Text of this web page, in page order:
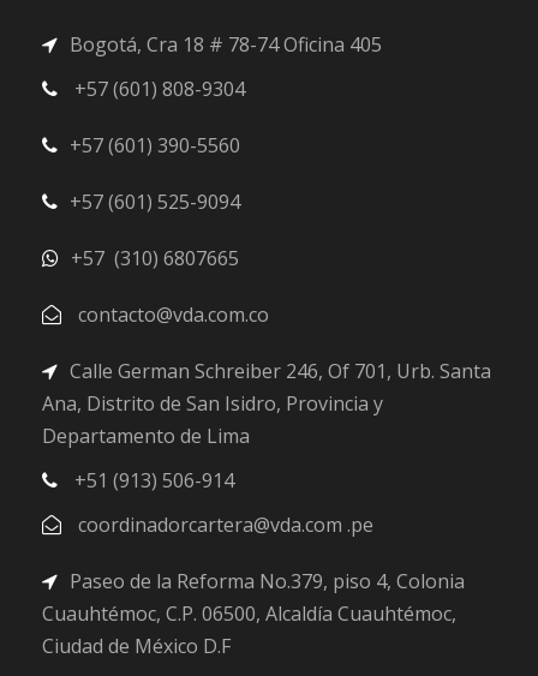
Bogotá, Cra 18 # 78-74 Oficina 405
+57 (601) 808-9304
+57 (601) 390-5560
+57 (601) 525-9094
+57 (310) 6807665
contacto@vda.com.co
Calle German Schreiber 246, Of 701, Urb. Santa
Ana, Distrito de San Isidro, Provincia y
Departamento de Lima
+51 (913) 506-914
coordinadorcartera@vda.com .pe
Paseo de la Reforma No.379, piso 4, Colonia
Cuauhtémoc, C.P. 06500, Alcaldía Cuauhtémoc,
Ciudad de México D.F